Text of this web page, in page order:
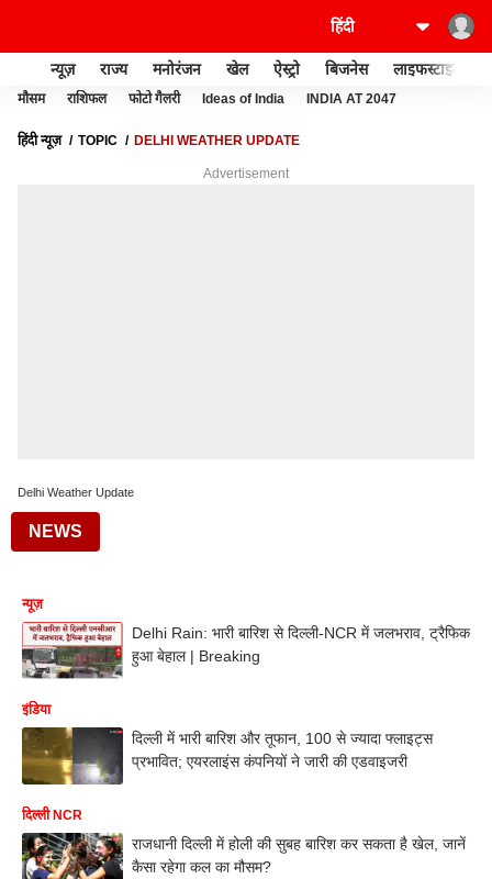
न्यूज़ राज्य मनोरंजन खेल ऐस्ट्रो बिजनेस लाइफस्टाइल
मौसम राशिफल फोटो गैलरी Ideas of India INDIA AT 2047
हिंदी न्यूज़ TOPIC DELHI WEATHER UPDATE
Advertisement
Delhi Weather Update
NEWS
न्यूज़
Delhi Rain: भारी बारिश से दिल्ली-NCR में जलभराव, ट्रैफिक
हुआ बेहाल | Breaking
इंडिया
दिल्ली में भारी बारिश और तूफान, 100 से ज्यादा फ्लाइट्स
प्रभावित; एयरलाइंस कंपनियों ने जारी की एडवाइजरी
दिल्ली NCR
राजधानी दिल्ली में होली की सुबह बारिश कर सकता है खेल, जानें
कैसा रहेगा कल का मौसम?